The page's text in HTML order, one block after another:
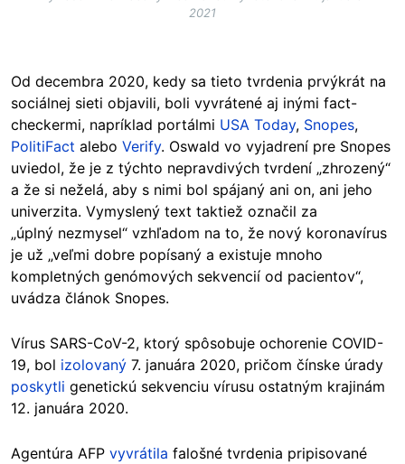
2021
Od decembra 2020, kedy sa tieto tvrdenia prvýkrát na
sociálnej sieti objavili, boli vyvrátené aj inými fact-
checkermi, napríklad portálmi USA Today, Snopes,
PolitiFact alebo Verify. Oswald vo vyjadrení pre Snopes
uviedol, že je z týchto nepravdivých tvrdení „zhrozený“
a že si neželá, aby s nimi bol spájaný ani on, ani jeho
univerzita. Vymyslený text taktiež označil za
„úplný nezmysel“ vzhľadom na to, že nový koronavírus
je už „veľmi dobre popísaný a existuje mnoho
kompletných genómových sekvencií od pacientov“,
uvádza článok Snopes.
Vírus SARS-CoV-2, ktorý spôsobuje ochorenie COVID-
19, bol izolovaný 7. januára 2020, pričom čínske úrady
poskytli genetickú sekvenciu vírusu ostatným krajinám
12. januára 2020.
Agentúra AFP vyvrátila falošné tvrdenia pripisované